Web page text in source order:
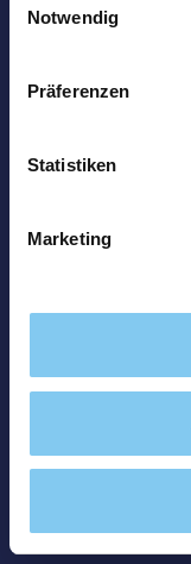
Notwendig
Präferenzen
Statistiken
Marketing